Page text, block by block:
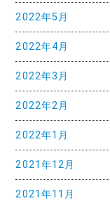
2022年5月
2022年4月
2022年3月
2022年2月
2022年1月
2021年12月
2021年11月